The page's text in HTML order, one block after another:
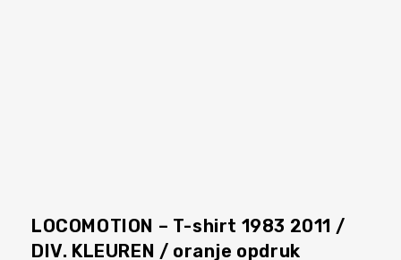
LOCOMOTION – T-shirt 1983 2011 /
DIV. KLEUREN / oranje opdruk